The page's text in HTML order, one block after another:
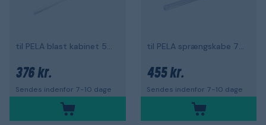
til PELA blast kabinet 502331 og 86790
376 kr.
Sendes indenfor 7-10 dage
til PELA sprængskabe 75506 og 63045
455 kr.
Sendes indenfor 7-10 dage